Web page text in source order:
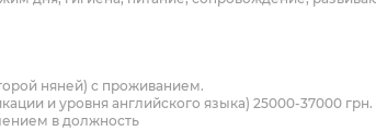
няней) с проживанием.
и уровня английского языка) 25000-37000 грн.
в должность